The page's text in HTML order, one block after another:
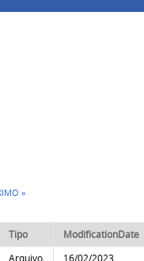
»
Tipo
ModificationDate